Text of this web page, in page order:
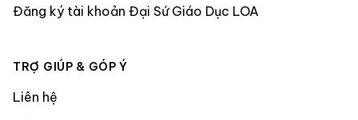
Đăng ký tài khoản Đại Sứ Giáo Dục LOA
TRỢ GIÚP & GÓP Ý
Liên hệ